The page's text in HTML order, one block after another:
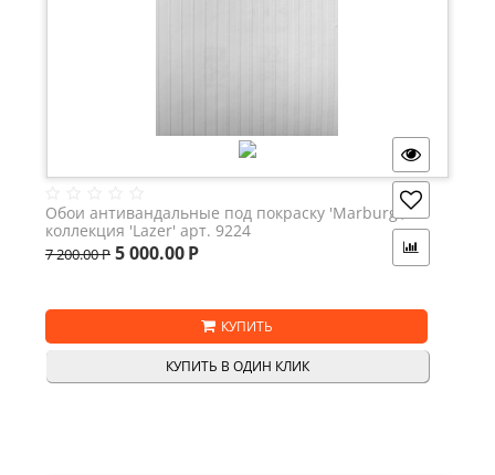
Обои антивандальные под покраску 'Marburg',
коллекция 'Lazer' арт. 9224
7 200.00Р 5 000.00Р
КУПИТЬ
КУПИТЬ В ОДИН КЛИК